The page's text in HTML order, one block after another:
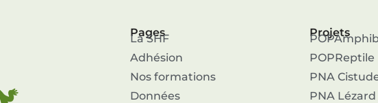
Pages
La SHF
Adhésion
Nos formations
Données
Projets
POPReptile
PNA
PNA